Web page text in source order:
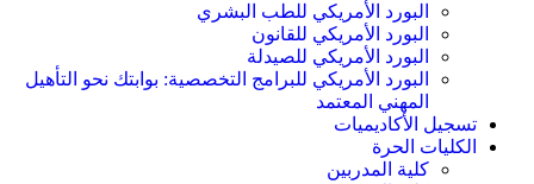
البورد الأمريكي للطب البشري
البورد الأمريكي للقانون
البورد الأمريكي للصيدلة
البورد الأمريكي للبرامج التخصصية: بوابتك نحو التأهيل
المهني المعتمد
تسجيل الأكاديميات
الكليات الحرة
كلية المدربين